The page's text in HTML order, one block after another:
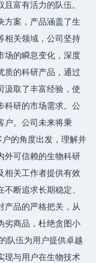
富有活力的队伍。
方案，产品涵盖了生
相关领域，公司坚持
场的瞬息变化，深度
质的科研产品，通过
汲取了丰富经验，使
科研的市场需求。公
户。公司未来将秉
的角度出发，理解并
外可信赖的生物科研
相关工作者提供有效
断追求长期稳定、
产品的严格把关，从
劣商品，杜绝贪图小
队伍为用户提供卓越
现与用户在生物技术